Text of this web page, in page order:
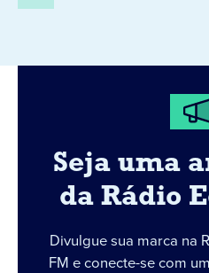
Seja uma
da Rádio
Divulgue sua marca na
FM e conecte-se com